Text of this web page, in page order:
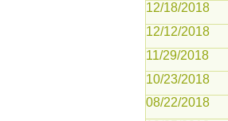
12/18/2018
12/12/2018
11/29/2018
10/23/2018
08/22/2018